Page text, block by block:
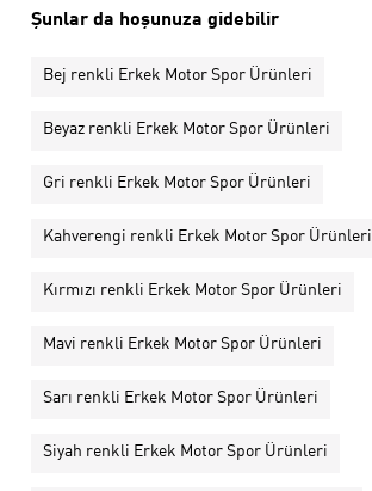
Şunlar da hoşunuza gidebilir
Bej renkli Erkek Motor Spor Ürünleri
Beyaz renkli Erkek Motor Spor Ürünleri
Gri renkli Erkek Motor Spor Ürünleri
Kahverengi renkli Erkek Motor Spor Ürünleri
Kırmızı renkli Erkek Motor Spor Ürünleri
Mavi renkli Erkek Motor Spor Ürünleri
Sarı renkli Erkek Motor Spor Ürünleri
Siyah renkli Erkek Motor Spor Ürünleri